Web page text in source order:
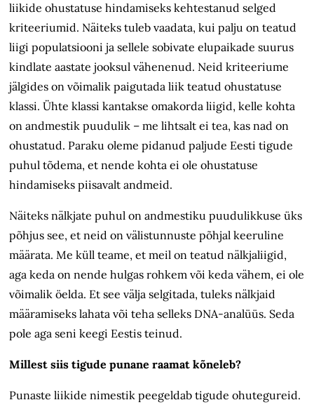
liikide ohustatuse hindamiseks kehtestanud selged
kriteeriumid. Näiteks tuleb vaadata, kui palju on teatud
liigi populatsiooni ja sellele sobivate elupaikade suurus
kindlate aastate jooksul vähenenud. Neid kriteeriume
jälgides on võimalik paigutada liik teatud ohustatuse
klassi. Ühte klassi kantakse omakorda liigid, kelle kohta
on andmestik puudulik – me lihtsalt ei tea, kas nad on
ohustatud. Paraku oleme pidanud paljude Eesti tigude
puhul tõdema, et nende kohta ei ole ohustatuse
hindamiseks piisavalt andmeid.
Näiteks nälkjate puhul on andmestiku puudulikkuse üks
põhjus see, et neid on välistunnuste põhjal keeruline
määrata. Me küll teame, et meil on teatud nälkjaliigid,
aga keda on nende hulgas rohkem või keda vähem, ei ole
võimalik öelda. Et see välja selgitada, tuleks nälkjaid
määramiseks lahata või teha selleks DNA-analüüs. Seda
pole aga seni keegi Eestis teinud.
Millest siis tigude punane raamat kõneleb?
Punaste liikide nimestik peegeldab tigude ohutegureid.